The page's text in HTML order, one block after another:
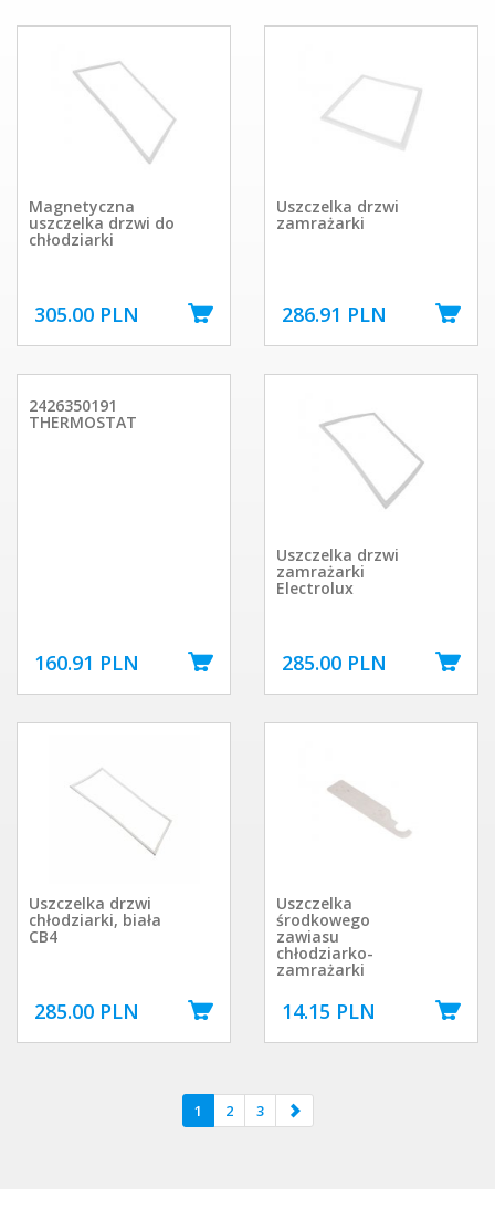
Magnetyczna
uszczelka drzwi do
chłodziarki
305.00 PLN
Uszczelka drzwi
zamrażarki
286.91 PLN
2426350191
THERMOSTAT
160.91 PLN
Uszczelka drzwi
zamrażarki
Electrolux
285.00 PLN
Uszczelka drzwi
chłodziarki, biała
CB4
285.00 PLN
Uszczelka
środkowego
zawiasu
chłodziarko-
zamrażarki
14.15 PLN
1 2 3